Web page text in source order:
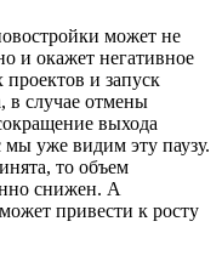
может не
и окажет негативное
и запуск
случае отмены
выхода
уже видим эту паузу.
то объем
снижен. А
привести к росту